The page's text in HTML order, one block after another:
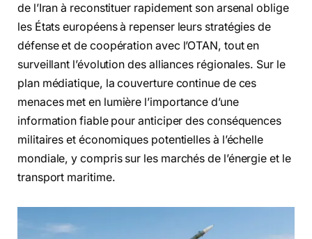
de l’Iran à reconstituer rapidement son arsenal oblige
les États européens à repenser leurs stratégies de
défense et de coopération avec l’OTAN, tout en
surveillant l’évolution des alliances régionales. Sur le
plan médiatique, la couverture continue de ces
menaces met en lumière l’importance d’une
information fiable pour anticiper des conséquences
militaires et économiques potentielles à l’échelle
mondiale, y compris sur les marchés de l’énergie et le
transport maritime.